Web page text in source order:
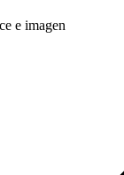
e imagen